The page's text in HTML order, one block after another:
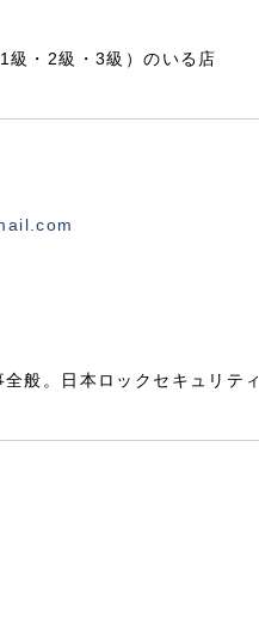
・2級・3級）のいる店
般。日本ロックセキュリティ